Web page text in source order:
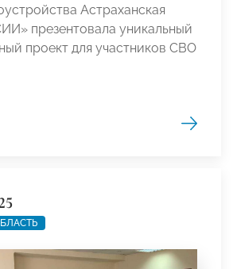
Астраханская
презентовала уникальный
проект для участников СВО